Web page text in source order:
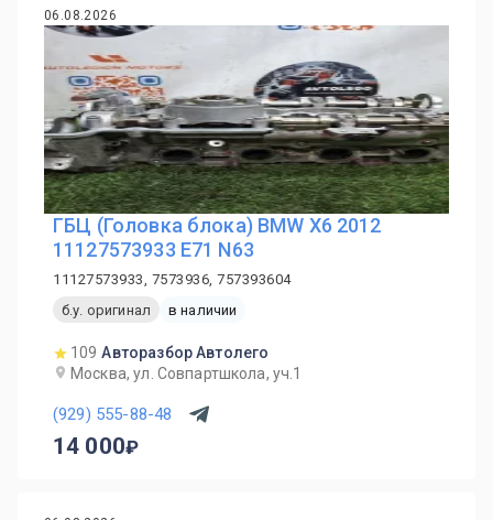
06.08.2026
ГБЦ (Головка блока) BMW X6 2012
11127573933 E71 N63
11127573933, 7573936, 757393604
б.у. оригинал
в наличии
109 Авторазбор Автолего
Москва, ул. Совпартшкола, уч.1
(929) 555-88-48
14 000